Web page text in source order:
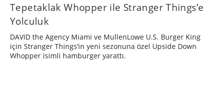
Tepetaklak Whopper ile Stranger Things’e
Yolculuk
DAVID the Agency Miami ve MullenLowe U.S. Burger King
için Stranger Things’in yeni sezonuna özel Upside Down
Whopper isimli hamburger yarattı.